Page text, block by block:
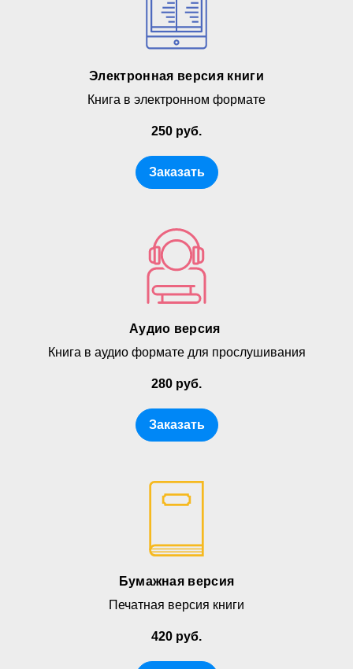
Электронная версия книги
Книга в электронном формате
250 руб.
Заказать
Аудио версия
Книга в аудио формате для прослушивания
280 руб.
Заказать
Бумажная версия
Печатная версия книги
420 руб.